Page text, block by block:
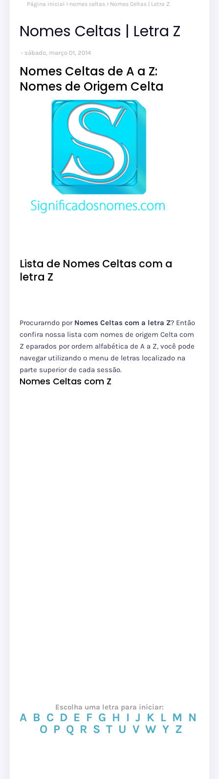
Página inicial nomes celtas Nomes Celtas | Letra Z
Nomes Celtas | Letra Z
sábado, março 01, 2014
Nomes Celtas de A a Z:
Nomes de Origem Celta
Lista de Nomes Celtas com a
letra Z
Procurarndo por Nomes Celtas com a letra Z? Então
confira nossa lista com nomes de origem Celta com
Z eparados por ordem alfabética de A a Z, você pode
navegar utilizando o menu de letras localizado na
parte superior de cada sessão.
Nomes Celtas com Z
Escolha uma letra para iniciar:
A B C D E F G H I J K L M N
O P Q R S T U V W Y Z